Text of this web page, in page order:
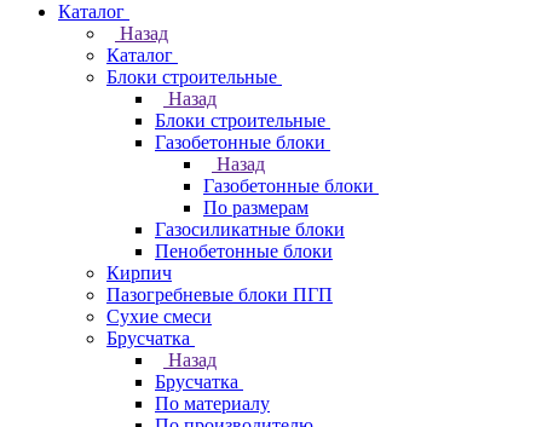
Каталог
Назад
Каталог
Блоки строительные
Назад
Блоки строительные
Газобетонные блоки
Назад
Газобетонные блоки
По размерам
Газосиликатные блоки
Пенобетонные блоки
Кирпич
Пазогребневые блоки ПГП
Сухие смеси
Брусчатка
Назад
Брусчатка
По материалу